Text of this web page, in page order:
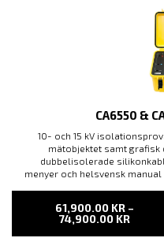
CA6550 &
10- och 15 kV
mätobjektet samt grafisk
dubbelisolerade
menyer och helsvensk
61,900.00 KR –
74,900.00 KR
TILL